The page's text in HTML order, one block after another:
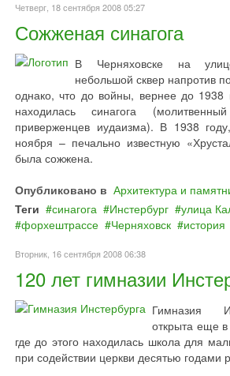
Четверг, 18 сентября 2008 05:27
Сожженая синагога
В Черняховске на
небольшой сквер напротив
однако, что до войны, вернее до 1938
находилась синагога
приверженцев иудаизма). В 1938
ноября – печально известную
была сожжена.
Опубликовано в Архитектура и
Теги
синагога Инстербург
улица
форхештрассе
Черняховск история
Вторник, 16 сентября 2008 06:38
120 лет гимназии
Гимназия
открыта еще
где до этого находилась школа для
при содействии церкви десятью годами